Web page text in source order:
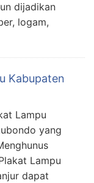
dijadikan
logam,
Kabupaten
Lampu
yang
Lampu
dapat